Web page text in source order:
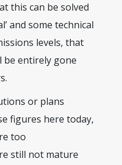
this can be solved
and some technical
levels, that
be entirely gone
or plans
figures here today,
too
still not mature